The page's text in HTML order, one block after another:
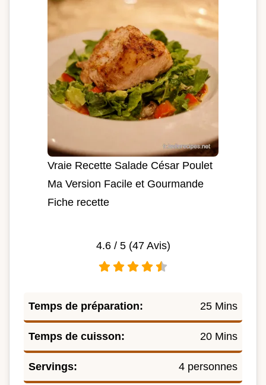
Vraie Recette Salade César Poulet
Ma Version Facile et Gourmande
Fiche recette
4.6/ 5 (47Avis)
Temps de préparation: 25 Mins
Temps de cuisson: 20 Mins
Servings: 4 personnes